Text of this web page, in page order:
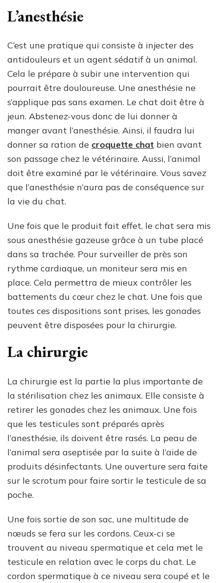
L’anesthésie
C’est une pratique qui consiste à injecter des
antidouleurs et un agent sédatif à un animal.
Cela le prépare à subir une intervention qui
pourrait être douloureuse. Une anesthésie ne
s’applique pas sans examen. Le chat doit être à
jeun. Abstenez-vous donc de lui donner à
manger avant l’anesthésie. Ainsi, il faudra lui
donner sa ration de croquette chat bien avant
son passage chez le vétérinaire. Aussi, l’animal
doit être examiné par le vétérinaire. Vous savez
que l’anesthésie n’aura pas de conséquence sur
la vie du chat.
Une fois que le produit fait effet, le chat sera mis
sous anesthésie gazeuse grâce à un tube placé
dans sa trachée. Pour surveiller de près son
rythme cardiaque, un moniteur sera mis en
place. Cela permettra de mieux contrôler les
battements du cœur chez le chat. Une fois que
toutes ces dispositions sont prises, les gonades
peuvent être disposées pour la chirurgie.
La chirurgie
La chirurgie est la partie la plus importante de
la stérilisation chez les animaux. Elle consiste à
retirer les gonades chez les animaux. Une fois
que les testicules sont préparés après
l’anesthésie, ils doivent être rasés. La peau de
l’animal sera aseptisée par la suite à l’aide de
produits désinfectants. Une ouverture sera faite
sur le scrotum pour faire sortir le testicule de sa
poche.
Une fois sortie de son sac, une multitude de
nœuds se fera sur les cordons. Ceux-ci se
trouvent au niveau spermatique et cela met le
testicule en relation avec le corps du chat. Le
cordon spermatique à ce niveau sera coupé et le